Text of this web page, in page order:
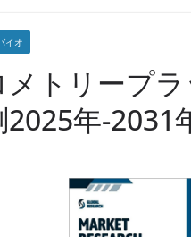
イオ
トリープラ
年-2031